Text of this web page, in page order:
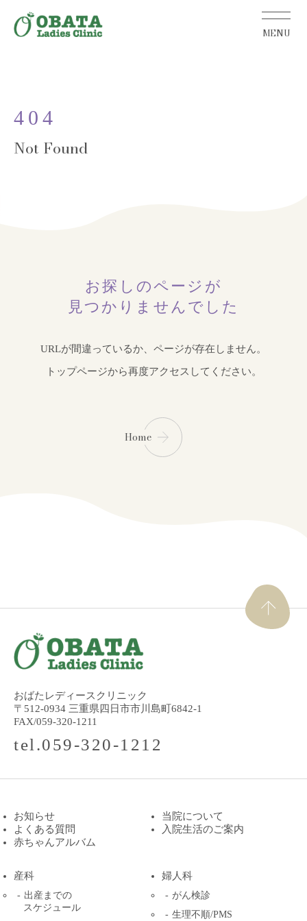
404
お探しのページが
見つかりませんでした
URLが間違っているか、ページが存在しません。
トップページから再度アクセスしてください。
Home
おばたレディースクリニック
〒512-0934 三重県四日市市川島町6842-1
FAX/059-320-1211
tel.059-320-1212
お知らせ
当院について
よくある質問
入院生活のご案内
赤ちゃんアルバム
産科
出産までの
スケジュール
婦人科
がん検診
生理不順/PMS